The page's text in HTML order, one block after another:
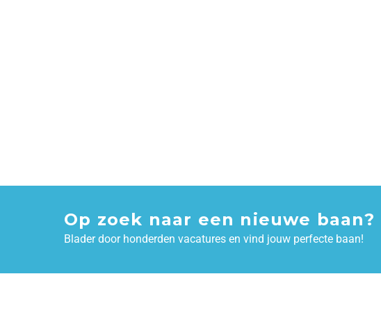
Op zoek naar een nieuwe baan?
Blader door honderden vacatures en vind jouw perfecte baan!